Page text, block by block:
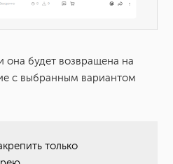
она будет возвращена на
с выбранным вариантом
только